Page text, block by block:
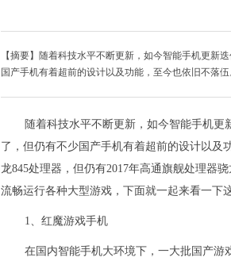
【摘要】随着科技水平不断更新，如今智能手机更新
国产手机有着超前的设计以及功能，至今也依旧不落伍
随着科技水平不断更新，如今智能手机
了，但仍有不少国产手机有着超前的设计以及
龙845处理器，但仍有2017年高通旗舰处理器
流畅运行各种大型游戏，下面就一起来看一下
1、红魔游戏手机
在国内智能手机大环境下，一大批国产游